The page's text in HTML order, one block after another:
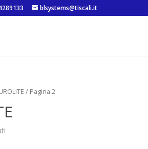
blsystems@tiscali.it
/ Pagina 2